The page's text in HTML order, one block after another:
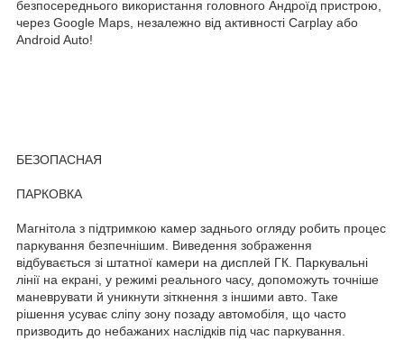
безпосереднього використання головного Андроїд пристрою,
через Google Maps, незалежно від активності Carplay або
Android Auto!
БЕЗОПАСНАЯ
ПАРКОВКА
Магнітола з підтримкою камер заднього огляду робить процес
паркування безпечнішим. Виведення зображення
відбувається зі штатної камери на дисплей ГК. Паркувальні
лінії на екрані, у режимі реального часу, допоможуть точніше
маневрувати й уникнути зіткнення з іншими авто. Таке
рішення усуває сліпу зону позаду автомобіля, що часто
призводить до небажаних наслідків під час паркування.